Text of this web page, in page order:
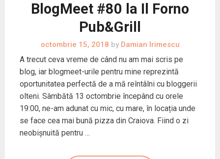
BlogMeet #80 la Il Forno
Pub&Grill
octombrie 15, 2018 byDamian Irimescu
A trecut ceva vreme de când nu am mai scris pe
blog, iar blogmeet-urile pentru mine reprezintă
oportunitatea perfectă de a mă reîntâlni cu bloggerii
olteni. Sâmbătă 13 octombrie începând cu orele
19:00, ne-am adunat cu mic, cu mare, în locația unde
se face cea mai bună pizza din Craiova. Fiind o zi
neobișnuită pentru …